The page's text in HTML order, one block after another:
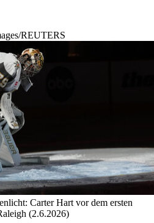
REUTERS
Carter Hart vor dem ersten
(2.6.2026)